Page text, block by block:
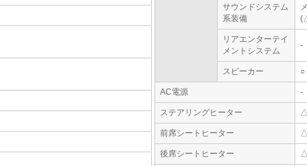
サウンドシステム
系装備
リアエンターテイ
メントシステム
-
スピーカー ○
AC電源 -
ステアリングヒーター △
前席シートヒーター △
後席シートヒーター △